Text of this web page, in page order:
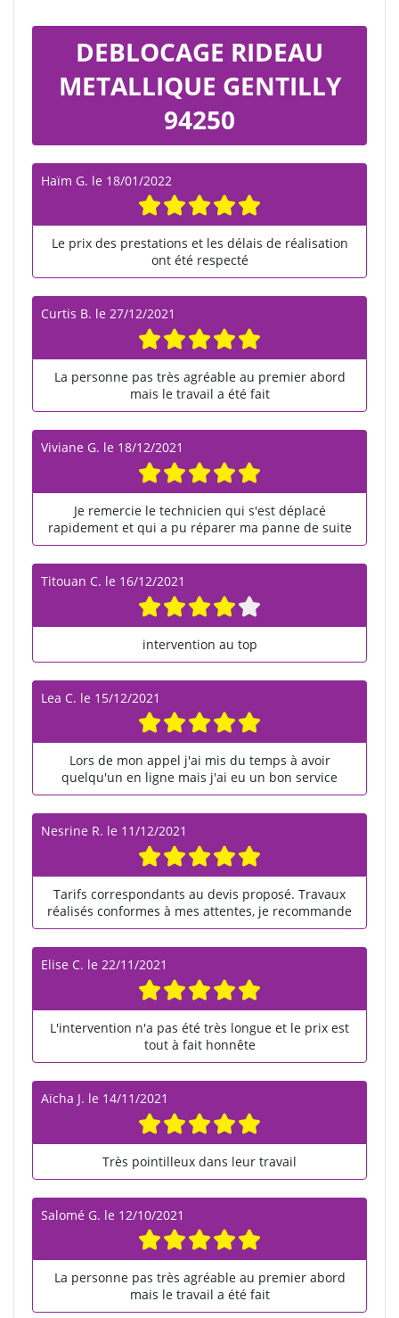
DEBLOCAGE RIDEAU
METALLIQUE GENTILLY
94250
Haïm G. le 18/01/2022
Le prix des prestations et les délais de réalisation
ont été respecté
Curtis B. le 27/12/2021
La personne pas très agréable au premier abord
mais le travail a été fait
Viviane G. le 18/12/2021
Je remercie le technicien qui s'est déplacé
rapidement et qui a pu réparer ma panne de suite
Titouan C. le 16/12/2021
intervention au top
Lea C. le 15/12/2021
Lors de mon appel j'ai mis du temps à avoir
quelqu'un en ligne mais j'ai eu un bon service
Nesrine R. le 11/12/2021
Tarifs correspondants au devis proposé. Travaux
réalisés conformes à mes attentes, je recommande
Elise C. le 22/11/2021
L'intervention n'a pas été très longue et le prix est
tout à fait honnête
Aïcha J. le 14/11/2021
Très pointilleux dans leur travail
Salomé G. le 12/10/2021
La personne pas très agréable au premier abord
mais le travail a été fait